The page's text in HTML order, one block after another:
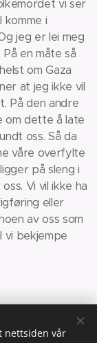
vi ser
komme i
jeg er lei meg
en måte så
om Gaza
at jeg ikke vil
På den andre
om dette å late
oss. Så da
våre overfylte
på sleng i
Vi vil ikke ha
eller
av oss som
vi bekjempe
nettsiden vår